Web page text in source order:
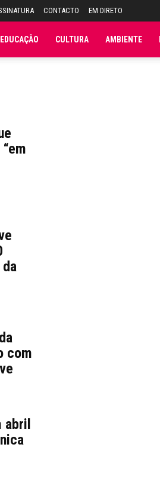
CONTACTO EM DIRETO
EDUCAÇÃO CULTURA AMBIENTE
com
abril